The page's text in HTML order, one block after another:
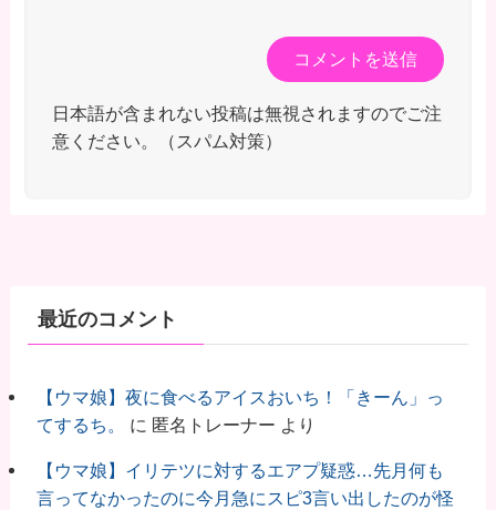
日本語が含まれない投稿は無視されますのでご注
意ください。（スパム対策）
最近のコメント
【ウマ娘】夜に食べるアイスおいち！「きーん」っ
てするち。
に 匿名トレーナー より
【ウマ娘】イリテツに対するエアプ疑惑…先月何も
言ってなかったのに今月急にスピ3言い出したのが怪